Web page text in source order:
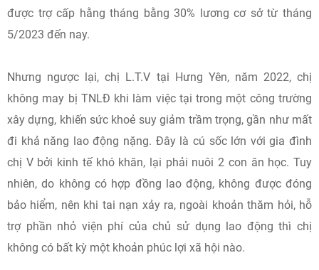
được trợ cấp hằng tháng bằng 30% lương cơ sở từ tháng
5/2023 đến nay.
Nhưng ngược lại, chị L.T.V tại Hưng Yên, năm 2022, chị
không may bị TNLĐ khi làm việc tại trong một công trường
xây dựng, khiến sức khoẻ suy giảm trầm trọng, gần như mất
đi khả năng lao động nặng. Đây là cú sốc lớn với gia đình
chị V bởi kinh tế khó khăn, lại phải nuôi 2 con ăn học. Tuy
nhiên, do không có hợp đồng lao động, không được đóng
bảo hiểm, nên khi tai nạn xảy ra, ngoài khoản thăm hỏi, hỗ
trợ phần nhỏ viện phí của chủ sử dụng lao động thì chị
không có bất kỳ một khoản phúc lợi xã hội nào.